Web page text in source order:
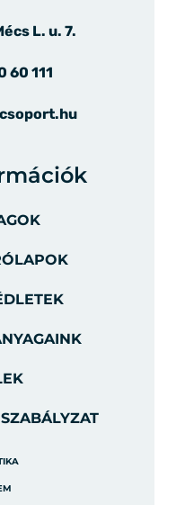
L. u. 7.
60 111